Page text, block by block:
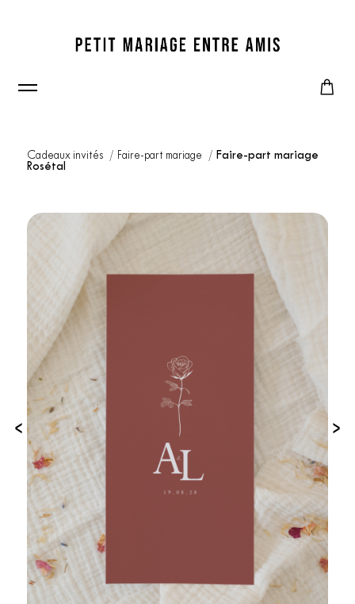
Cadeaux invités Faire-part mariage
Faire-part mariage
Rosétal
‹ ›